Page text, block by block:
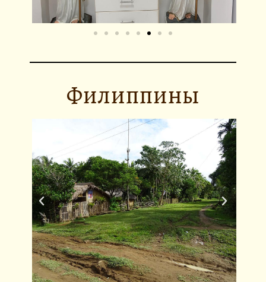
Филиппины